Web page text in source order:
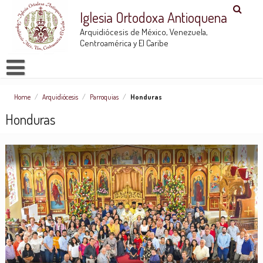
Iglesia Ortodoxa Antioquena
Arquidiócesis de México, Venezuela,
Centroamérica y El Caribe
Home / Arquidiócesis / Parroquias / Honduras
Honduras